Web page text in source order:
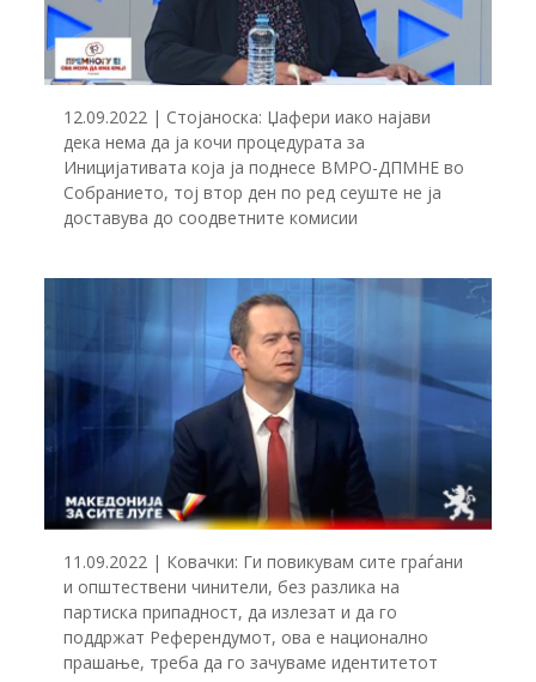
12.09.2022 | Стојаноска: Џафери иако најави
дека нема да ја кочи процедурата за
Иницијативата која ја поднесе ВМРО-ДПМНЕ во
Собранието, тој втор ден по ред сеуште не ја
доставува до соодветните комисии
11.09.2022 | Ковачки: Ги повикувам сите граѓани
и општествени чинители, без разлика на
партиска припадност, да излезат и да го
поддржат Референдумот, ова е национално
прашање, треба да го зачуваме идентитетот